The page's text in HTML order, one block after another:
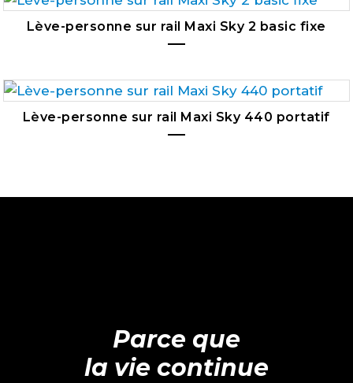
Lève-personne sur rail Maxi Sky 2 basic fixe
Lève-personne sur rail Maxi Sky 440 portatif
Parce que
la vie continue